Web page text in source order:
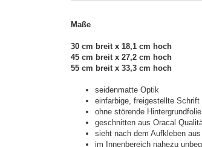
Maße
30 cm breit x 18,1 cm hoch
45 cm breit x 27,2 cm hoch
55 cm breit x 33,3 cm hoch
seidenmatte Optik
einfarbige, freigestellte
ohne störende Hintergrundfolie
geschnitten aus Oracal
sieht nach dem Aufkleben
im Innenbereich nahezu